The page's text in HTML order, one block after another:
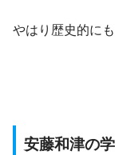
やはり歴史的に
安藤和津の